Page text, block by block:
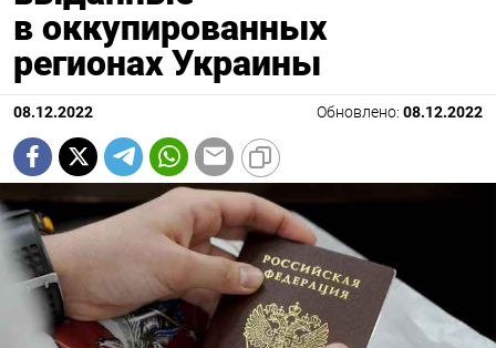
в оккупированных
регионах Украины
08.12.2022 Обновлено: 08.12.2022